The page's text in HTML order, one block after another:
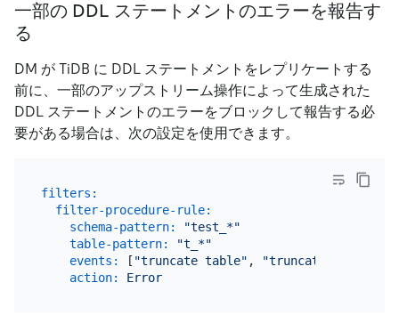
一部の DDL ステートメントのエラーを報告す
る
DM が TiDB に DDL ステートメントをレプリケートする
前に、一部のアップストリーム操作によって生成された
DDL ステートメントのエラーをブロックして報告する必
要がある場合は、次の設定を使用できます。
filters:
filter-procedure-rule:
schema-pattern:
"test_*"
table-pattern:
"t_*"
events:
[ "truncate table" ,
"truncate table
action:
Error